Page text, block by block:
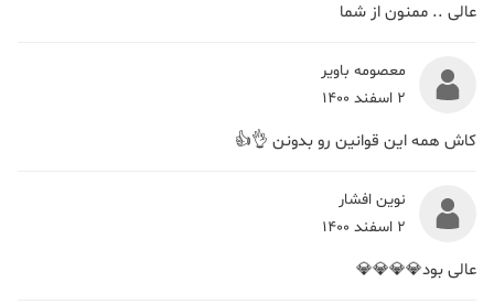
عالی .. ممنون از شما
معصومه باویر
2 اسفند 1400
کاش همه این قوانین رو بدونن 👌👍
نوین افشار
2 اسفند 1400
عالی بود💎💎💎💎